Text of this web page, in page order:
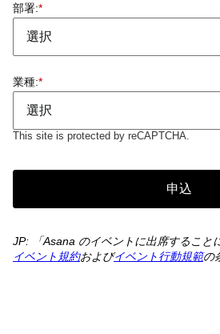
*
部署:
*
業種:
This site is protected by reCAPTCHA.
申込
JP: 「Asana のイベントに出席すること
イベント規約およびイベント行動規範の